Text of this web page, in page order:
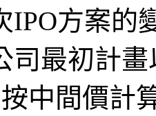
IPO方案的
司最初計
中間價計